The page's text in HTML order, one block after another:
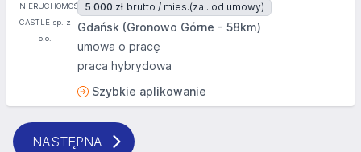
5 000 zł brutto / mies.(zal. od umowy)
Gdańsk (Gronowo Górne - 58km)
umowa o pracę
praca hybrydowa
Szybkie aplikowanie
NASTĘPNA